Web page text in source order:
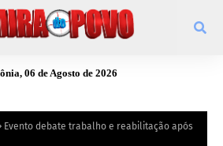
06 de Agosto de 2026
Evento debate trabalho e reabilitação após